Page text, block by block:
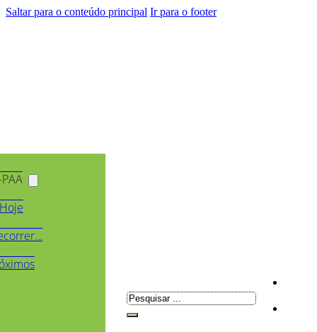
Saltar para o conteúdo principal Ir para o footer
Pesquisar